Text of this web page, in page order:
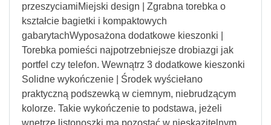
przeszyciamiMiejski design | Zgrabna torebka o
kształcie bagietki i kompaktowych
gabarytachWyposażona dodatkowe kieszonki |
Torebka pomieści najpotrzebniejsze drobiazgi jak
portfel czy telefon. Wewnątrz 3 dodatkowe kieszonki
Solidne wykończenie | Środek wyściełano
praktyczną podszewką w ciemnym, niebrudzącym
kolorze. Takie wykończenie to podstawa, jeżeli
wnętrze listonoszki ma pozostać w nieskazitelnym